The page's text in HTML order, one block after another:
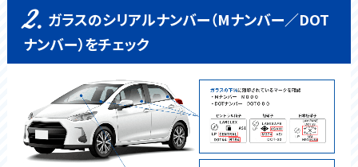
2. ガラスのシリアルナンバー（Mナンバー／DOT
ナンバー）をチェック